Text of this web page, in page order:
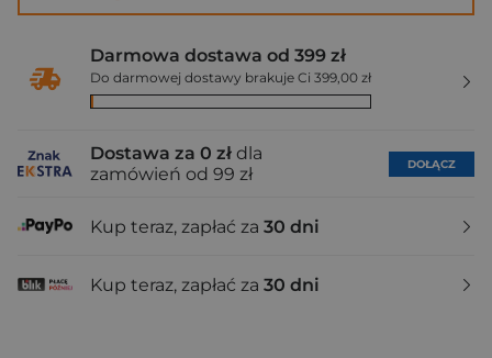
Darmowa dostawa od 399 zł
Do darmowej dostawy brakuje Ci 399,00 zł
Dostawa za 0 zł dla
zamówień od 99 zł
DOŁĄCZ
Kup teraz, zapłać za 30 dni
Kup teraz, zapłać za 30 dni